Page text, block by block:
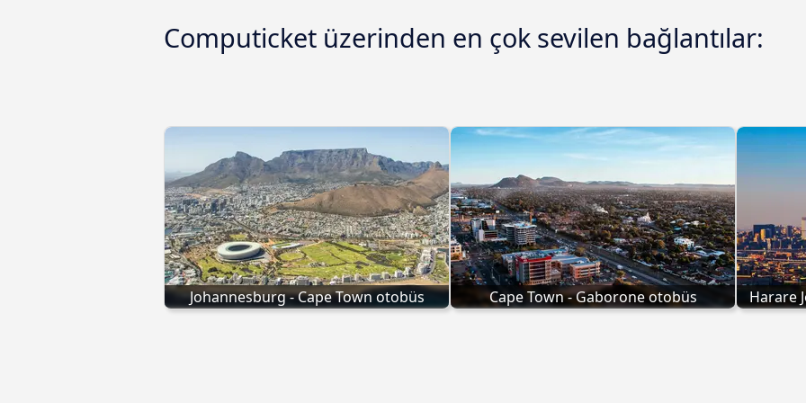
Computicket üzerinden en çok sevilen bağlantılar:
Johannesburg - Cape Town otobüs Cape Town - Gaborone otobüs Harare